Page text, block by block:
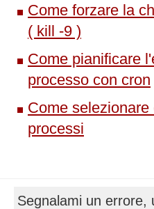
Come forzare la
( kill -9 )
Come pianificare
processo con cron
Come
processi
Segnalami un errore,